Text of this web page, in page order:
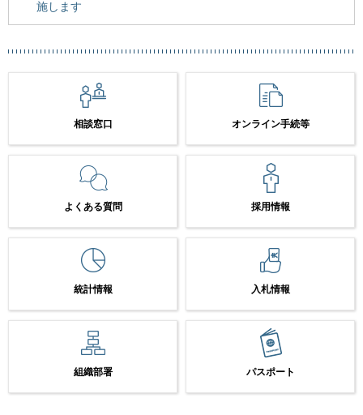
施します
相談窓口 オンライン手続等
よくある質問 採用情報
統計情報 入札情報
組織部署 パスポート